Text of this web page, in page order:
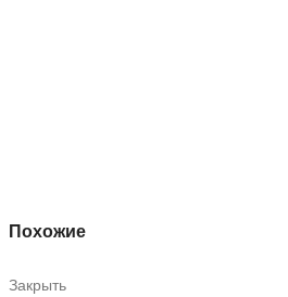
Похожие
Закрыть